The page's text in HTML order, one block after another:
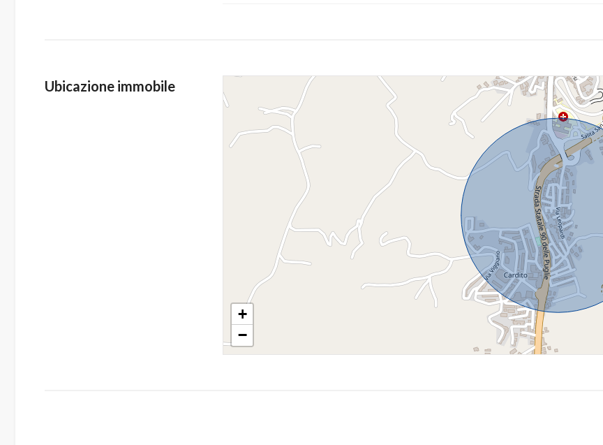
Ubicazione immobile
+
−